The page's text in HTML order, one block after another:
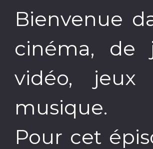
Bienvenue
cinéma, de
vidéo,
musique.
Pour cet